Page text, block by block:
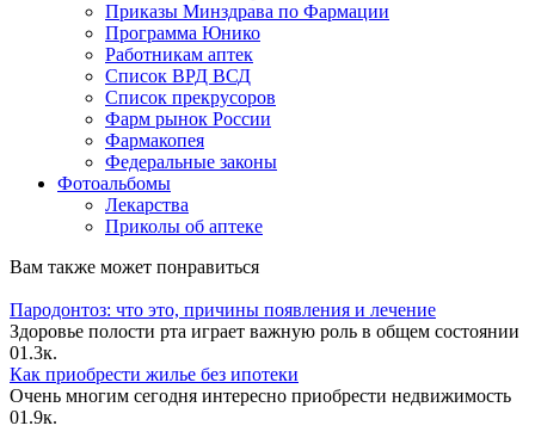
Приказы Минздрава по Фармации
Программа Юнико
Работникам аптек
Список ВРД ВСД
Список прекрусоров
Фарм рынок России
Фармакопея
Федеральные законы
Фотоальбомы
Лекарства
Приколы об аптеке
Вам также может понравиться
Пародонтоз: что это, причины появления и лечение
Здоровье полости рта играет важную роль в общем состоянии
01.3к.
Как приобрести жилье без ипотеки
Очень многим сегодня интересно приобрести недвижимость
01.9к.